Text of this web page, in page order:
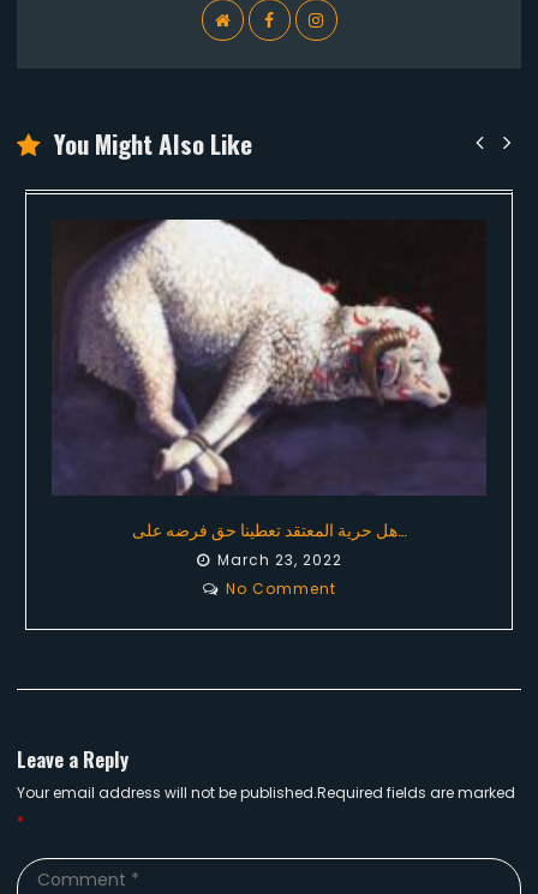
WebSiteFacebookInstagram
You Might Also Like
هل حرية المعتقد تعطينا حق فرضه على…
March 23, 2022
No Comment
Leave a Reply
Your email address will not be published.Required fields are marked
*
Comment